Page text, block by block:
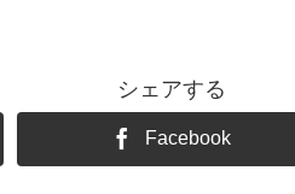
シェアする
Facebook